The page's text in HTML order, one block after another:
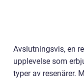
Avslutningsvis, en
upplevelse som
typer av resenärer.